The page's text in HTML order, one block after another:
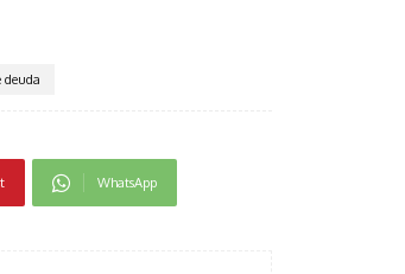
deuda
WhatsApp